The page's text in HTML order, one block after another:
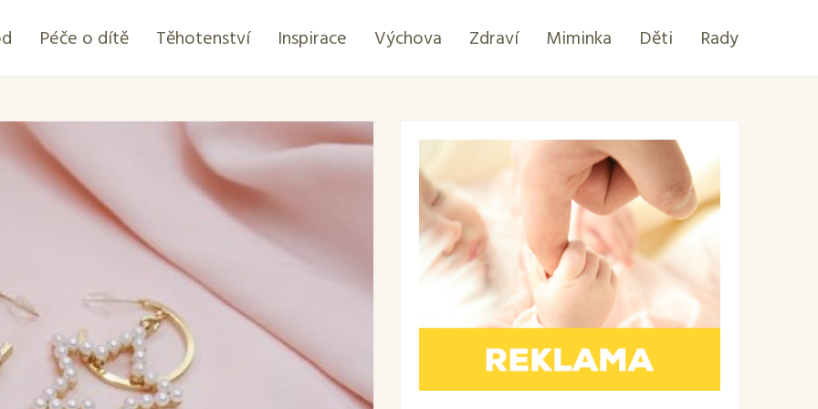
Péče o dítě Těhotenství Inspirace Výchova Zdraví Miminka Děti Rady